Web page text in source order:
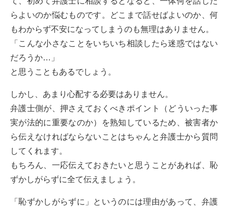
らよいのか悩むものです。どこまで話せばよいのか、何
もわからず不安になってしまうのも無理はありません。
「こんな小さなことをいちいち相談したら迷惑ではない
だろうか…」
と思うこともあるでしょう。
しかし、あまり心配する必要はありません。
弁護士側が、押さえておくべきポイント（どういった事
実が法的に重要なのか）を熟知しているため、被害者か
ら伝えなければならないことはちゃんと弁護士から質問
してくれます。
もちろん、一応伝えておきたいと思うことがあれば、恥
ずかしがらずに全て伝えましょう。
「恥ずかしがらずに」というのには理由があって、弁護